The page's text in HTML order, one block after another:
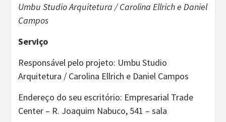
Umbu Studio Arquitetura / Carolina Ellrich e Daniel
Campos
Serviço
Responsável pelo projeto: Umbu Studio
Arquitetura / Carolina Ellrich e Daniel Campos
Endereço do seu escritório: Empresarial Trade
Center – R. Joaquim Nabuco, 541 – sala